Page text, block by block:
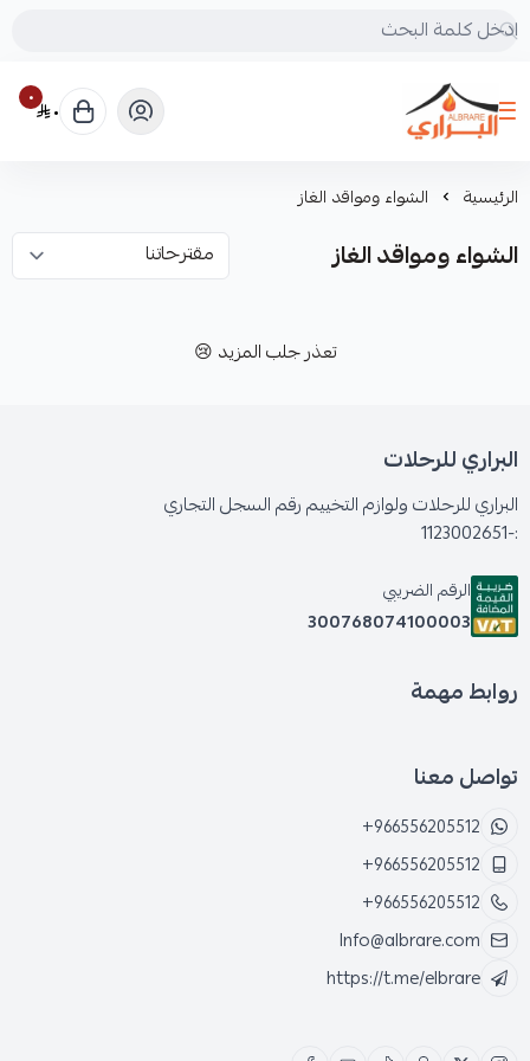
البراري للرحلات
٠ ٠
الرئيسية الشواء ومواقد الغاز
الشواء ومواقد الغاز
تعذر جلب المزيد 😢
البراري للرحلات
البراري للرحلات ولوازم التخييم رقم السجل التجاري
:-1123002651
الرقم الضريبي
300768074100003
روابط مهمة
تواصل معنا
+966556205512
+966556205512
+966556205512
Info@albrare.com
https://t.me/elbrare